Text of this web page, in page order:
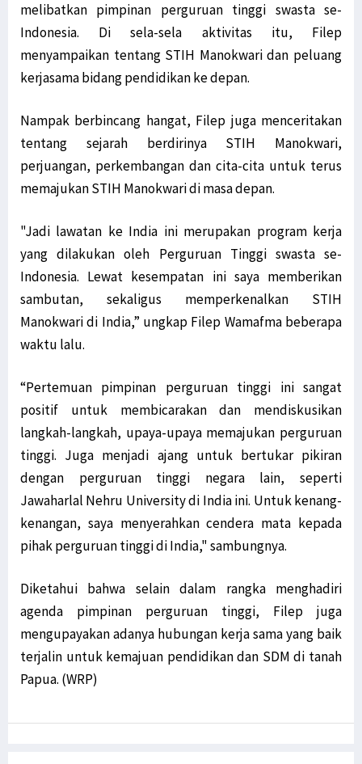
melibatkan pimpinan perguruan tinggi swasta se-
Indonesia. Di sela-sela aktivitas itu, Filep
menyampaikan tentang STIH Manokwari dan peluang
kerjasama bidang pendidikan ke depan.
Nampak berbincang hangat, Filep juga menceritakan
tentang sejarah berdirinya STIH Manokwari,
perjuangan, perkembangan dan cita-cita untuk terus
memajukan STIH Manokwari di masa depan.
"Jadi lawatan ke India ini merupakan program kerja
yang dilakukan oleh Perguruan Tinggi swasta se-
Indonesia. Lewat kesempatan ini saya memberikan
sambutan, sekaligus memperkenalkan STIH
Manokwari di India,” ungkap Filep Wamafma beberapa
waktu lalu.
“Pertemuan pimpinan perguruan tinggi ini sangat
positif untuk membicarakan dan mendiskusikan
langkah-langkah, upaya-upaya memajukan perguruan
tinggi. Juga menjadi ajang untuk bertukar pikiran
dengan perguruan tinggi negara lain, seperti
Jawaharlal Nehru University di India ini. Untuk kenang-
kenangan, saya menyerahkan cendera mata kepada
pihak perguruan tinggi di India," sambungnya.
Diketahui bahwa selain dalam rangka menghadiri
agenda pimpinan perguruan tinggi, Filep juga
mengupayakan adanya hubungan kerja sama yang baik
terjalin untuk kemajuan pendidikan dan SDM di tanah
Papua. (WRP)